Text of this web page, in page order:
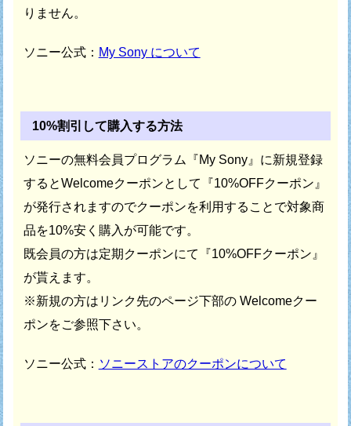
りません。
ソニー公式： My Sony について
10%割引して購入する方法
ソニーの無料会員プログラム『My Sony』に新規登録
するとWelcomeクーポンとして『10%OFFクーポン』
が発行されますのでクーポンを利用することで対象商
品を10%安く購入が可能です。
既会員の方は定期クーポンにて『10%OFFクーポン』
が貰えます。
※新規の方はリンク先のページ下部の Welcomeクー
ポンをご参照下さい。
ソニー公式： ソニーストアのクーポンについて